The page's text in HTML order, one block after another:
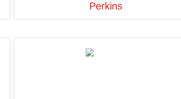
Perkins